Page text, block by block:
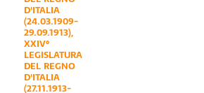
D'ITALIA
(24.03.1909-
29.09.1913),
XXIV°
LEGISLATURA
DEL REGNO
D'ITALIA
(27.11.1913-